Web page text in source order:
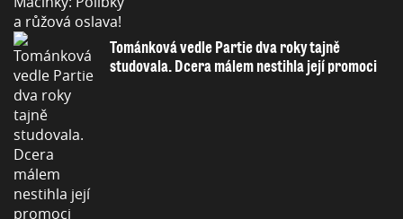
Tománková vedle Partie dva roky tajně
studovala. Dcera málem nestihla její promoci